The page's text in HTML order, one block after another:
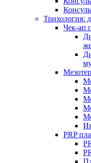
Трихология:
Чек-ап
PRP